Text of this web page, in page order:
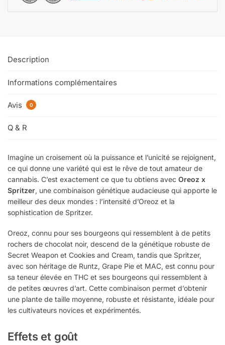
Description
Informations complémentaires
Avis 0
Q & R
Imagine un croisement où la puissance et l’unicité se rejoignent,
ce qui donne une variété qui est le rêve de tout amateur de
cannabis. C’est exactement ce que tu obtiens avec Oreoz x
Spritzer, une combinaison génétique audacieuse qui apporte le
meilleur des deux mondes : l’intensité d’Oreoz et la
sophistication de Spritzer.
Oreoz, connu pour ses bourgeons qui ressemblent à de petits
rochers de chocolat noir, descend de la génétique robuste de
Secret Weapon et Cookies and Cream, tandis que Spritzer,
avec son héritage de Runtz, Grape Pie et MAC, est connu pour
sa teneur élevée en THC et ses bourgeons qui ressemblent à
de petites œuvres d’art. Cette combinaison permet d’obtenir
une plante de taille moyenne, robuste et résistante, idéale pour
les cultivateurs novices et expérimentés.
Effets et goût